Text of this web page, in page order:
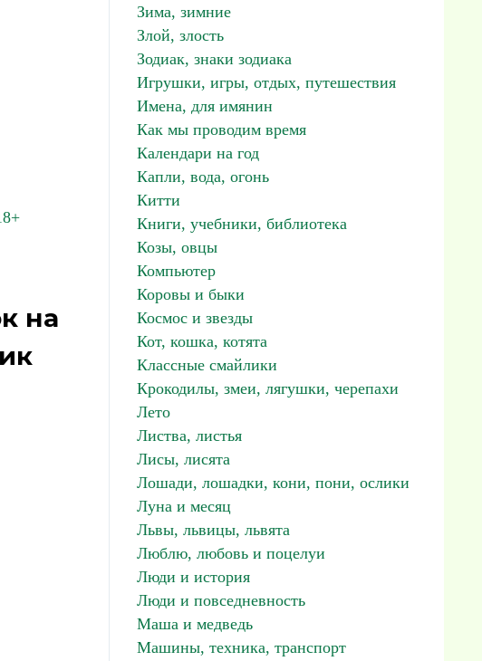
на
Зима, зимние
Злой, злость
Зодиак, знаки зодиака
Игрушки, игры, отдых, путешествия
Имена, для имянин
Как мы проводим время
Календари на год
Капли, вода, огонь
Китти
Книги, учебники, библиотека
Козы, овцы
Компьютер
Коровы и быки
Космос и звезды
Кот, кошка, котята
Классные смайлики
Крокодилы, змеи, лягушки, черепахи
Лето
Листва, листья
Лисы, лисята
Лошади, лошадки, кони, пони, ослики
Луна и месяц
Львы, львицы, львята
Люблю, любовь и поцелуи
Люди и история
Люди и повседневность
Маша и медведь
Машины, техника, транспорт